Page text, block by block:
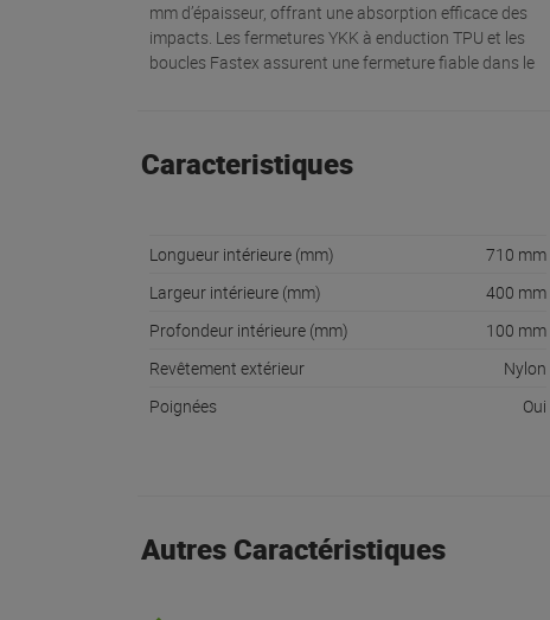
mm d’épaisseur, offrant une absorption efficace des
impacts. Les fermetures YKK à enduction TPU et les
boucles Fastex assurent une fermeture fiable dans le
Caracteristiques
Longueur intérieure (mm)
710 mm
Largeur intérieure (mm)
400 mm
Profondeur intérieure (mm)
100 mm
Revêtement extérieur
Nylon
Poignées
Oui
Autres Caractéristiques